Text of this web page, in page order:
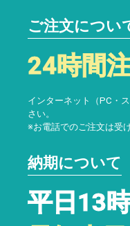
ご注文につい
24時間
インターネット（PC・
さい。
※お電話でのご注文は受
納期について
平日13